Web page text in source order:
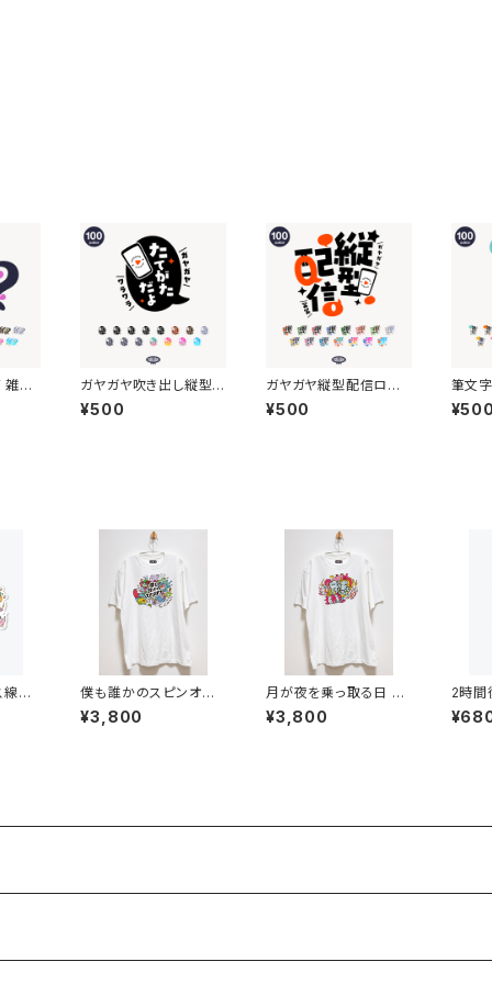
雑談
材・
ガヤガヤ吹き出し縦型
配信ロゴ 【フリー素材・
サムネ素材】
¥500
ガヤガヤ縦型配信ロゴ
【フリー素材・サムネ素
材】
¥500
筆文
ロゴ
ネ素材
線を
ース
僕も誰かのスピンオフ
Tシャツ 6.2オンス
¥3,800
月が夜を乗っ取る日 T
シャツ 6.2オンス
¥3,800
2時間
た フ